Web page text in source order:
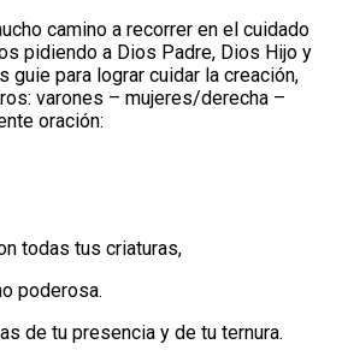
camino a recorrer en el cuidado
pidiendo a Dios Padre, Dios Hijo y
guie para lograr cuidar la creación,
varones – mujeres/derecha –
oración:
todas tus criaturas,
poderosa.
de tu presencia y de tu ternura.